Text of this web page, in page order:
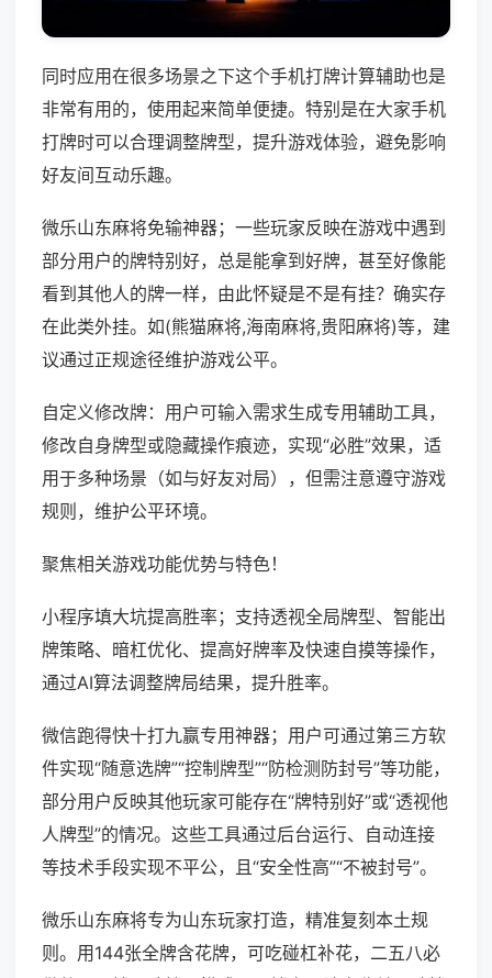
同时应用在很多场景之下这个手机打牌计算辅助也是
非常有用的，使用起来简单便捷。特别是在大家手机
打牌时可以合理调整牌型，提升游戏体验，避免影响
好友间互动乐趣。
微乐山东麻将免输神器；一些玩家反映在游戏中遇到
部分用户的牌特别好，总是能拿到好牌，甚至好像能
看到其他人的牌一样，由此怀疑是不是有挂？确实存
在此类外挂。如(熊猫麻将,海南麻将,贵阳麻将)等，建
议通过正规途径维护游戏公平。
自定义修改牌：用户可输入需求生成专用辅助工具，
修改自身牌型或隐藏操作痕迹，实现“必胜”效果，适
用于多种场景（如与好友对局），但需注意遵守游戏
规则，维护公平环境。
聚焦相关游戏功能优势与特色！
小程序填大坑提高胜率；支持透视全局牌型、智能出
牌策略、暗杠优化、提高好牌率及快速自摸等操作，
通过AI算法调整牌局结果，提升胜率。
微信跑得快十打九赢专用神器；用户可通过第三方软
件实现“随意选牌”“控制牌型”“防检测防封号”等功能，
部分用户反映其他玩家可能存在“牌特别好”或“透视他
人牌型”的情况。这些工具通过后台运行、自动连接
等技术手段实现不平公，且“安全性高”“不被封号”。
微乐山东麻将专为山东玩家打造，精准复刻本土规
则。用144张全牌含花牌，可吃碰杠补花，二五八必